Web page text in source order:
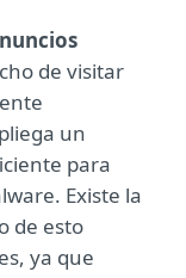
de visitar
un
para
Existe la
de esto
ya que